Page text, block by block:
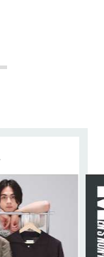
で作る